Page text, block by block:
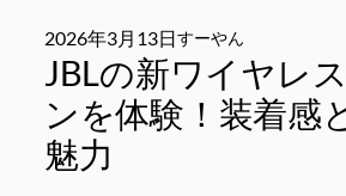
2026年3月13日すーやん
JBLの新ワイヤレ
ンを体験！装着感
魅力